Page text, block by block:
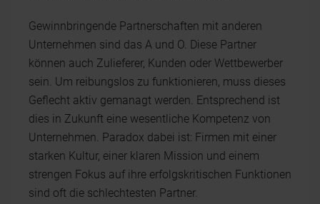
Gewinnbringende Partnerschaften mit anderen
Unternehmen sind das A und O. Diese Partner
können auch Zulieferer, Kunden oder Wettbewerber
sein. Um reibungslos zu funktionieren, muss dieses
Geflecht aktiv gemanagt werden. Entsprechend ist
dies in Zukunft eine wesentliche Kompetenz von
Unternehmen. Paradox dabei ist: Firmen mit einer
starken Kultur, einer klaren Mission und einem
strengen Fokus auf ihre erfolgskritischen Funktionen
sind oft die schlechtesten Partner.